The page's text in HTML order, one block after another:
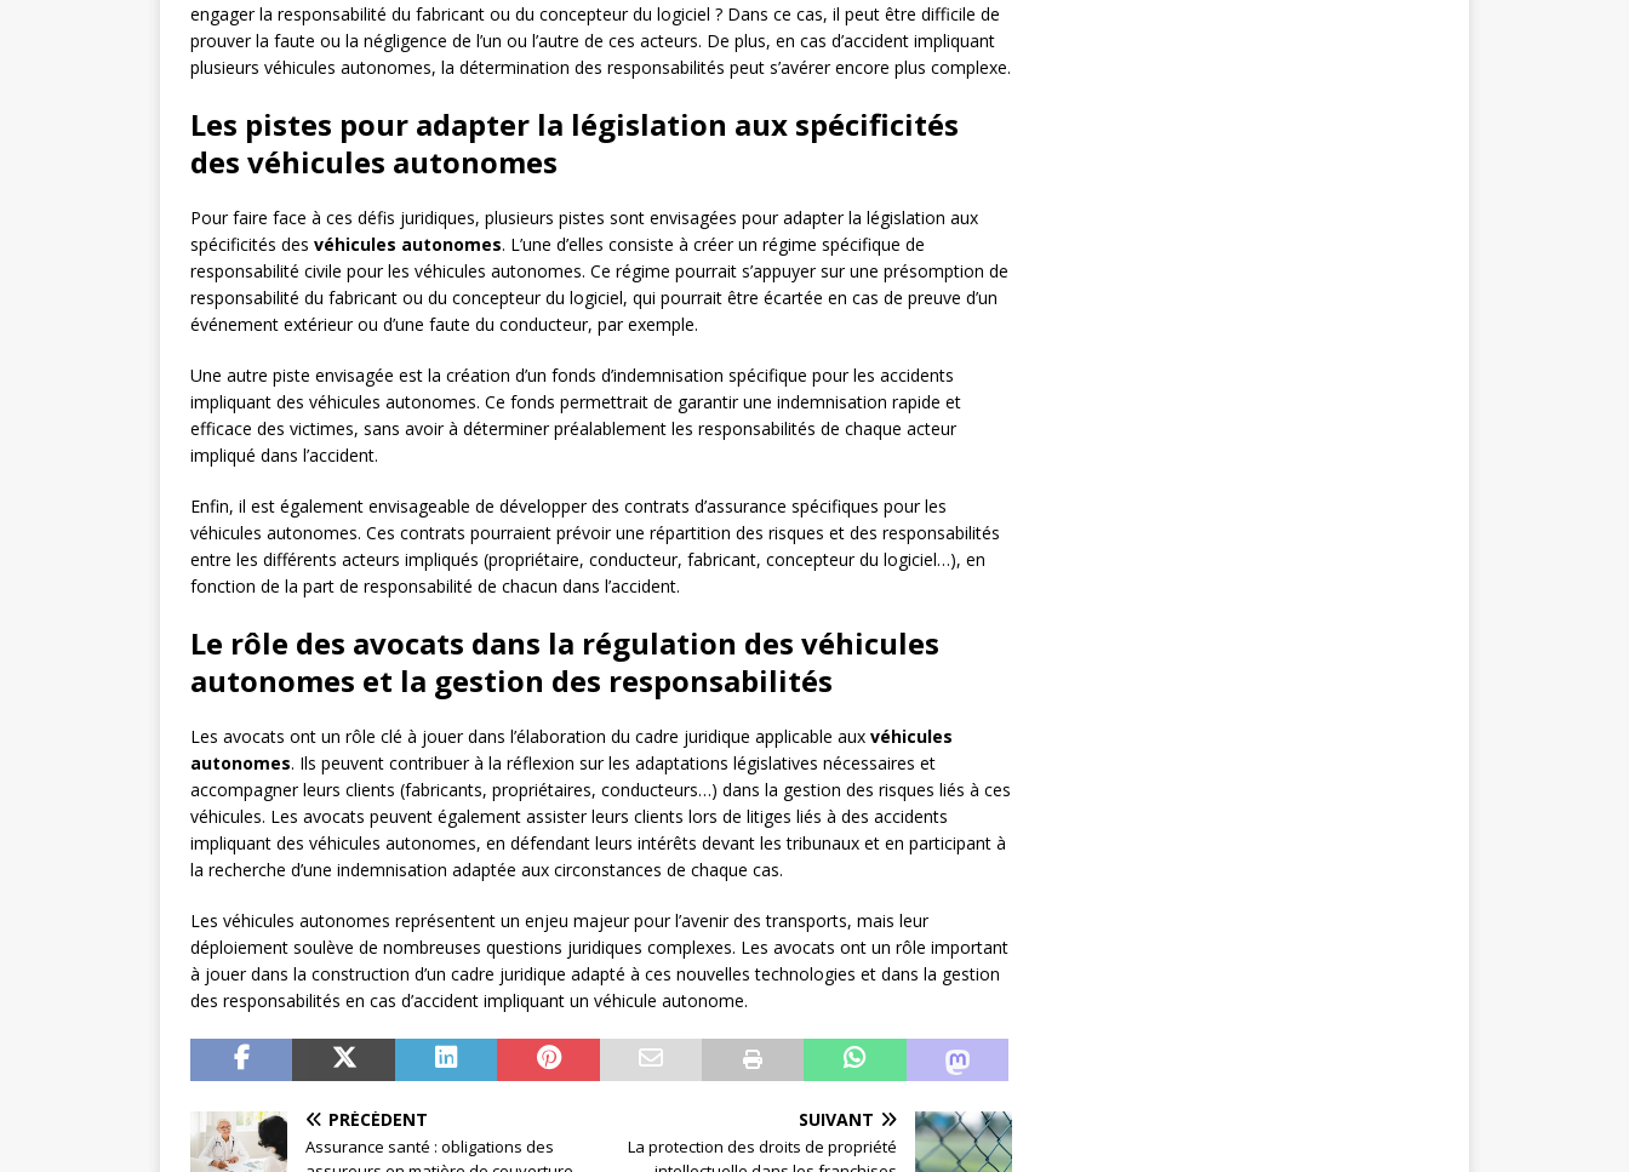
engager la responsabilité du fabricant ou du concepteur du logiciel ? Dans ce cas, il peut être difficile de
prouver la faute ou la négligence de l’un ou l’autre de ces acteurs. De plus, en cas d’accident impliquant
plusieurs véhicules autonomes, la détermination des responsabilités peut s’avérer encore plus complexe.
Les pistes pour adapter la législation aux spécificités
des véhicules autonomes
Pour faire face à ces défis juridiques, plusieurs pistes sont envisagées pour adapter la législation aux
spécificités des véhicules autonomes. L’une d’elles consiste à créer un régime spécifique de
responsabilité civile pour les véhicules autonomes. Ce régime pourrait s’appuyer sur une présomption de
responsabilité du fabricant ou du concepteur du logiciel, qui pourrait être écartée en cas de preuve d’un
événement extérieur ou d’une faute du conducteur, par exemple.
Une autre piste envisagée est la création d’un fonds d’indemnisation spécifique pour les accidents
impliquant des véhicules autonomes. Ce fonds permettrait de garantir une indemnisation rapide et
efficace des victimes, sans avoir à déterminer préalablement les responsabilités de chaque acteur
impliqué dans l’accident.
Enfin, il est également envisageable de développer des contrats d’assurance spécifiques pour les
véhicules autonomes. Ces contrats pourraient prévoir une répartition des risques et des responsabilités
entre les différents acteurs impliqués (propriétaire, conducteur, fabricant, concepteur du logiciel…), en
fonction de la part de responsabilité de chacun dans l’accident.
Le rôle des avocats dans la régulation des véhicules
autonomes et la gestion des responsabilités
Les avocats ont un rôle clé à jouer dans l’élaboration du cadre juridique applicable aux véhicules
autonomes. Ils peuvent contribuer à la réflexion sur les adaptations législatives nécessaires et
accompagner leurs clients (fabricants, propriétaires, conducteurs…) dans la gestion des risques liés à ces
véhicules. Les avocats peuvent également assister leurs clients lors de litiges liés à des accidents
impliquant des véhicules autonomes, en défendant leurs intérêts devant les tribunaux et en participant à
la recherche d’une indemnisation adaptée aux circonstances de chaque cas.
Les véhicules autonomes représentent un enjeu majeur pour l’avenir des transports, mais leur
déploiement soulève de nombreuses questions juridiques complexes. Les avocats ont un rôle important
à jouer dans la construction d’un cadre juridique adapté à ces nouvelles technologies et dans la gestion
des responsabilités en cas d’accident impliquant un véhicule autonome.
PRÉCÉDENT
Assurance santé : obligations des
SUIVANT
La protection des droits de propriété